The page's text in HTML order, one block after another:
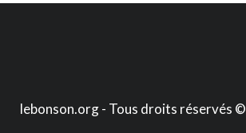
lebonson.org - Tous droits réservés ©